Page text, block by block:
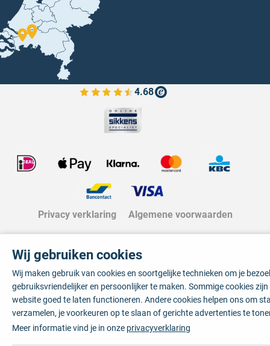
4.68
Bekijk de verfplaza beoordelingen
Privacy verklaring Algemene voorwaarden
Wij gebruiken cookies
Wij maken gebruik van cookies en soortgelijke technieken om je
gebruiksvriendelijker en persoonlijker te maken. Sommige cookies
website goed te laten functioneren. Andere cookies helpen ons om
verzamelen, je voorkeuren op te slaan of gerichte advertenties te
Meer informatie vind je in onze privacyverklaring